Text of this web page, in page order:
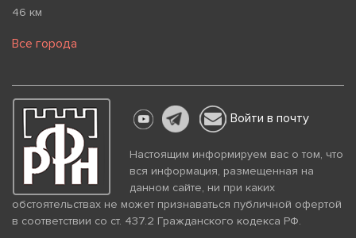
46 км
Все города
Войти в почту
Настоящим информируем вас о том, что
вся информация, размещенная на
данном сайте, ни при каких
обстоятельствах не может признаваться публичной офертой
в соответствии со ст. 437.2 Гражданского кодекса РФ.